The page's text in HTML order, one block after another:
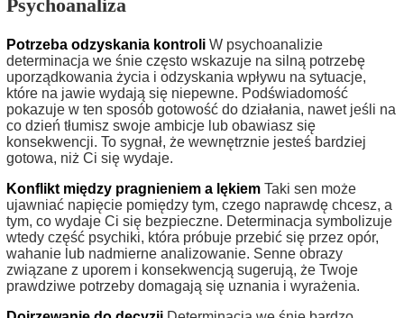
Psychoanaliza
Potrzeba odzyskania kontroli W psychoanalizie
determinacja we śnie często wskazuje na silną potrzebę
uporządkowania życia i odzyskania wpływu na sytuacje,
które na jawie wydają się niepewne. Podświadomość
pokazuje w ten sposób gotowość do działania, nawet jeśli na
co dzień tłumisz swoje ambicje lub obawiasz się
konsekwencji. To sygnał, że wewnętrznie jesteś bardziej
gotowa, niż Ci się wydaje.
Konflikt między pragnieniem a lękiem Taki sen może
ujawniać napięcie pomiędzy tym, czego naprawdę chcesz, a
tym, co wydaje Ci się bezpieczne. Determinacja symbolizuje
wtedy część psychiki, która próbuje przebić się przez opór,
wahanie lub nadmierne analizowanie. Senne obrazy
związane z uporem i konsekwencją sugerują, że Twoje
prawdziwe potrzeby domagają się uznania i wyrażenia.